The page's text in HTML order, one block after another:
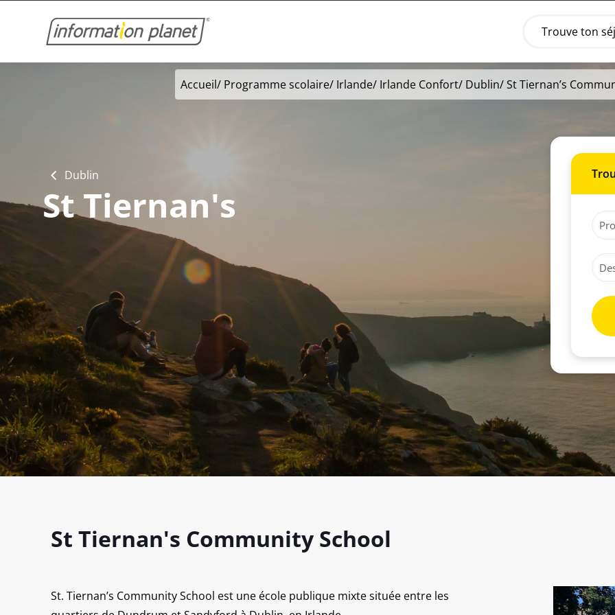
Trouve ton
Accueil/ Programme scolaire/ Irlande/ Irlande Confort/ Dublin/ St Tiernan’s
Dublin
St Tiernan's
St Tiernan's Community School
St. Tiernan’s Community School est une école publique mixte située entre les